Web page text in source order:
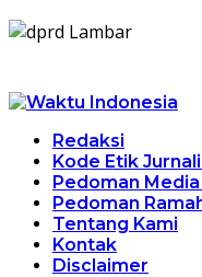
Redaksi
Kode Etik
Pedoman
Pedoman
Tentang Kami
Kontak
Disclaimer